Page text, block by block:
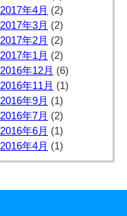
2017年4月 (2)
2017年3月 (2)
2017年2月 (2)
2017年1月 (2)
2016年12月 (6)
2016年11月 (1)
2016年9月 (1)
2016年7月 (2)
2016年6月 (1)
2016年4月 (1)